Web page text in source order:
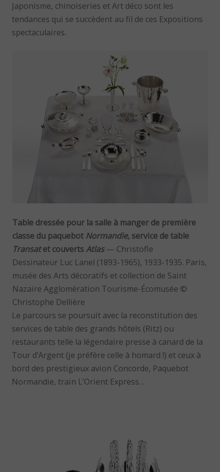
Japonisme, chinoiseries et Art déco sont les
tendances qui se succèdent au fil de ces Expositions
spectaculaires.
Table dressée pour la salle à manger de première
classe du paquebot Normandie, service de table
Transatet couvertsAtlas — Christofle
Dessinateur Luc Lanel (1893-1965), 1933-1935. Paris,
musée des Arts décoratifs et collection de Saint
Nazaire Agglomération Tourisme-Écomusée ©
Christophe Dellière
Le parcours se poursuit avec la reconstitution des
services de table des grands hôtels (Ritz) ou
restaurants telle la légendaire presse à canard de la
Tour d’Argent (je préfère celle à homard !) et ceux à
bord des prestigieux avion Concorde, Paquebot
Normandie, train L’Orient Express…